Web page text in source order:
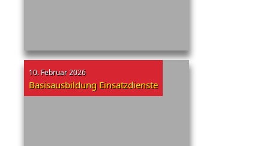
10. Februar 2026
Basisausbildung Einsatzdienste